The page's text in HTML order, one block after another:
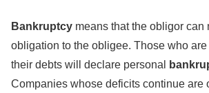
Bankruptcy means that the obligor can
obligation to the obligee. Those who
their debts will declare personal
Companies whose deficits continue are